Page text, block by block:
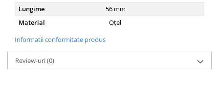
Lungime
56 mm
Material
Oțel
Informatii conformitate produs
Review-uri(0)